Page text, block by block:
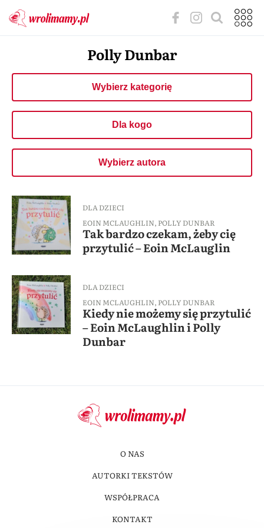
Polly Dunbar
Wybierz kategorię
Dla kogo
Wybierz autora
DLA DZIECI
EOIN MCLAUGHLIN, POLLY DUNBAR
Tak bardzo czekam, żeby cię
przytulić – Eoin McLauglin
DLA DZIECI
EOIN MCLAUGHLIN, POLLY DUNBAR
Kiedy nie możemy się przytulić
– Eoin McLaughlin i Polly
Dunbar
O NAS
AUTORKI TEKSTÓW
WSPÓŁPRACA
KONTAKT